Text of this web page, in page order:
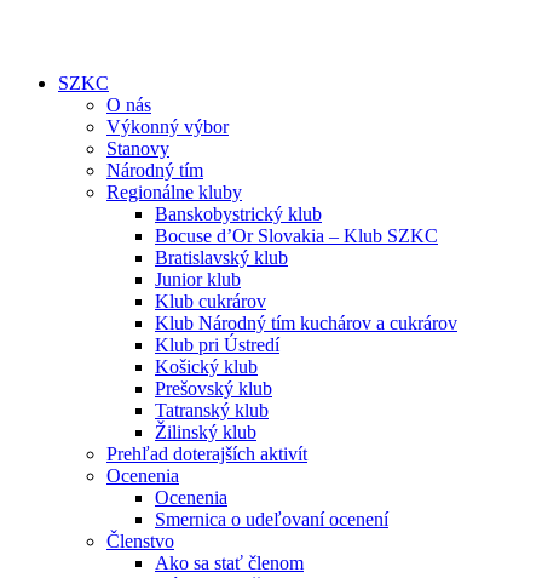
SZKC
O nás
Výkonný výbor
Stanovy
Národný tím
Regionálne kluby
Banskobystrický klub
Bocuse d’Or Slovakia – Klub SZKC
Bratislavský klub
Junior klub
Klub cukrárov
Klub Národný tím kuchárov a cukrárov
Klub pri Ústredí
Košický klub
Prešovský klub
Tatranský klub
Žilinský klub
Prehľad doterajších aktivít
Ocenenia
Ocenenia
Smernica o udeľovaní ocenení
Členstvo
Ako sa stať členom